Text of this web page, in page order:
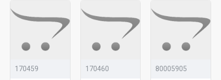
170459 170460 80005905